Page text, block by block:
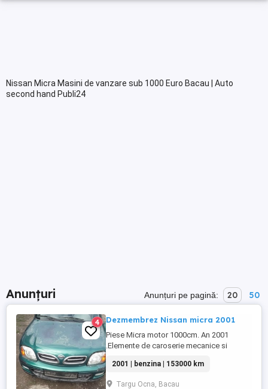
Nissan Micra Masini de vanzare sub 1000 Euro Bacau | Auto
second hand Publi24
Anunțuri Anunțuri pe pagină: 20 50
4 Dezmembrez Nissan micra 2001
Piese Micra motor 1000cm. An 2001
.Elemente de caroserie mecanice si
2001 | benzina | 153000 km
Targu Ocna, Bacau